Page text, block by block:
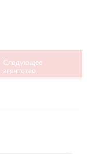
Следующее
агентство